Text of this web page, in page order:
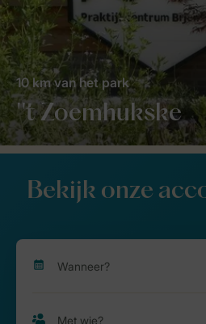
''t Zoemhukske
10 km van het park
Bekijk onze